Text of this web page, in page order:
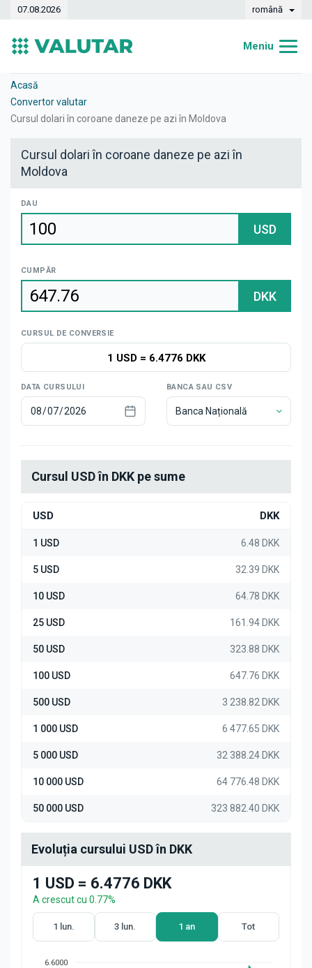
07.08.2026 română
Meniu
Curs valutar
Știri
Acasă
Convertor valutar
Cursul dolari în coroane daneze pe azi în Moldova
Cursul dolari în coroane daneze pe azi în
Moldova
DAU
USD
CUMPĂR
DKK
CURSUL DE CONVERSIE
1 USD= 6.4776 DKK
DATA CURSULUI BANCA SAU CSV
Banca Națională
Cursul USD în DKK pe sume
USD DKK
1 USD 6.48 DKK
5 USD 32.39 DKK
10 USD 64.78 DKK
25 USD 161.94 DKK
50 USD 323.88 DKK
100 USD 647.76 DKK
500 USD 3 238.82 DKK
1 000 USD 6 477.65 DKK
5 000 USD 32 388.24 DKK
10 000 USD 64 776.48 DKK
50 000 USD 323 882.40 DKK
Evoluția cursului USD în DKK
1 USD = 6.4776 DKK
A crescut cu 0.77%
1 lun. 3 lun. 1 an Tot
6.6000